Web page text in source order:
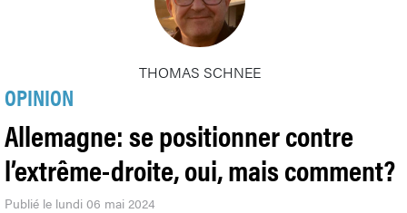
THOMAS SCHNEE
OPINION
Allemagne: se positionner contre
l’extrême-droite, oui, mais comment?
Publié le lundi 06 mai 2024